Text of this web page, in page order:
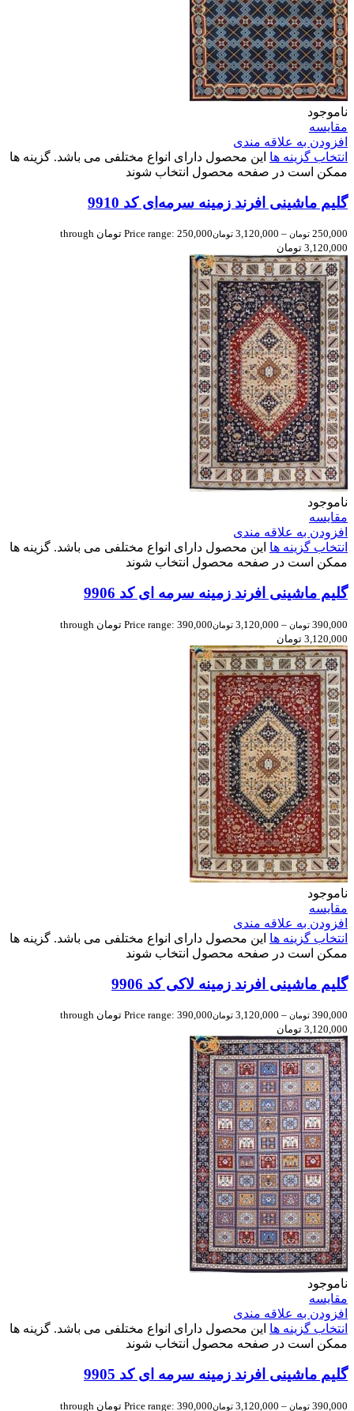
ناموجود
مقایسه
افزودن به علاقه مندی
انتخاب گزینه ها این محصول دارای انواع مختلفی می باشد. گزینه ها
ممکن است در صفحه محصول انتخاب شوند
گلیم ماشینی افرند زمینه سرمه‌ای کد 9910
250,000 تومان –
3,120,000 تومان
Price range: 250,000 تومان through
3,120,000 تومان
ناموجود
مقایسه
افزودن به علاقه مندی
انتخاب گزینه ها این محصول دارای انواع مختلفی می باشد. گزینه ها
ممکن است در صفحه محصول انتخاب شوند
گلیم ماشینی افرند زمینه سرمه ای کد 9906
390,000 تومان –
3,120,000 تومان
Price range: 390,000 تومان through
3,120,000 تومان
ناموجود
مقایسه
افزودن به علاقه مندی
انتخاب گزینه ها این محصول دارای انواع مختلفی می باشد. گزینه ها
ممکن است در صفحه محصول انتخاب شوند
گلیم ماشینی افرند زمینه لاکی کد 9906
390,000 تومان –
3,120,000 تومان
Price range: 390,000 تومان through
3,120,000 تومان
ناموجود
مقایسه
افزودن به علاقه مندی
انتخاب گزینه ها این محصول دارای انواع مختلفی می باشد. گزینه ها
ممکن است در صفحه محصول انتخاب شوند
گلیم ماشینی افرند زمینه سرمه ای کد 9905
390,000 تومان –
3,120,000 تومان Price range: 390,000 تومان through